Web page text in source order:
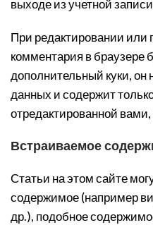
выходе из учетной
При редактировании или
комментария в браузере
дополнительный куки,
данных и содержит
отредактированной вами,
Встраиваемое
Статьи на этом сайте
содержимое (например
др.), подобное